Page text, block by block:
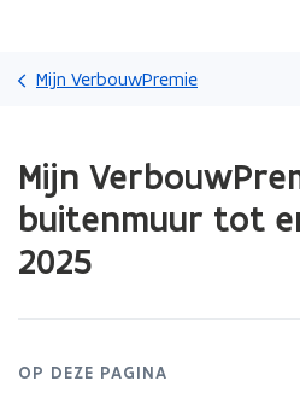
Mijn VerbouwPremie
met
laden.
zich
voor
Mijn
buitenmuur tot
2025
OP DEZE PAGINA